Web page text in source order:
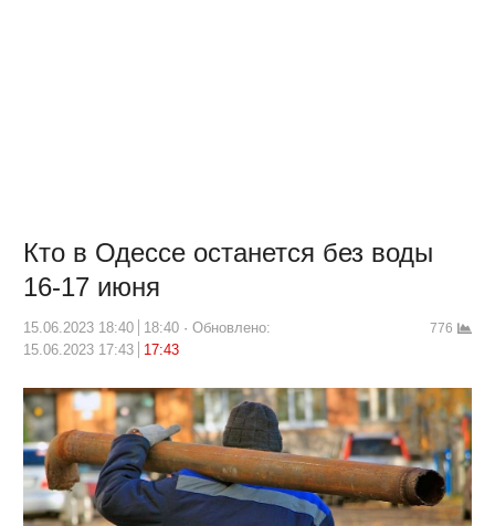
Кто в Одессе останется без воды
16-17 июня
15.06.2023 18:40 18:40
Обновлено:
15.06.2023 17:43
17:43
776